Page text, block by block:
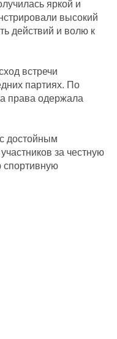
яркой и
высокий
действий и волю к
встречи
партиях. По
права одержала
достойным
за честную
спортивную